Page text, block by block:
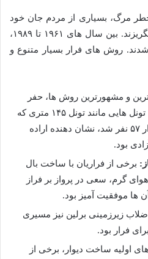
خطر مرگ، بسیاری از مردم جان خود
را به خطر انداختند تا به غرب بگریزند. بین سال های ۱۹۶۱ تا ۱۹۸۹،
روش های فرار بسیار متنوع و
و مشهورترین روش ها، حفر
تونل در زیر نوار مرگ بود. تونل هایی مانند تونل ۱۴۵ متری که
در سال ۱۹۶۴ منجر به فرار ۵۷ نفر شد، نشان دهنده اراده
بود.
برخی از فراریان با ساخت بال
گرم، سعی در پرواز بر فراز
ها موفقیت آمیز بود.
زیرزمینی برلین نیز مسیری
فرار بود.
اولیه ساخت دیوار، برخی از